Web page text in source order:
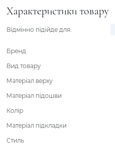
Характеристики товару
Відмінно підійде для:
Бренд
Вид товару
Матеріал верху
Матеріал підошви
Колір
Матеріал підкладки
Стиль